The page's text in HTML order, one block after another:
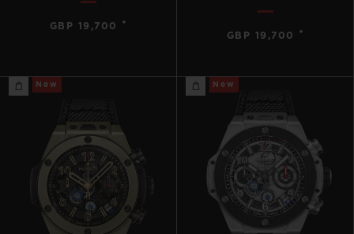
GBP 19,700 •
GBP 19,700 •
New New